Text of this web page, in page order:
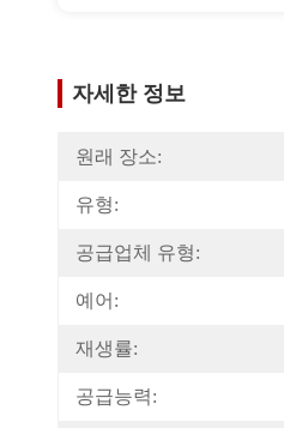
자세한 정보
원래 장소:
유형:
공급업체 유형:
예어:
재생률:
공급능력: